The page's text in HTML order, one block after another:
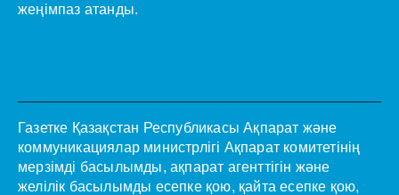
жеңімпаз атанды.
Газетке Қазақстан Республикасы Ақпарат және
коммуникациялар министрлігі Ақпарат комитетінің
мерзімді басылымды, ақпарат агенттігін және
желілік басылымды есепке қою, қайта есепке қою,